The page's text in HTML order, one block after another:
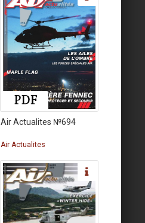
Air Actualites №694
Air Actualites